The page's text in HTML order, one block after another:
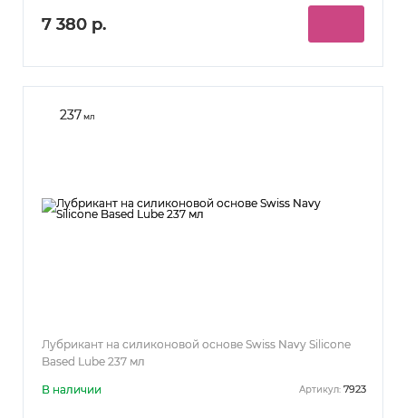
7 380 р.
237мл
Лубрикант на силиконовой основе Swiss Navy Silicone
Based Lube 237 мл
В наличии Артикул: 7923